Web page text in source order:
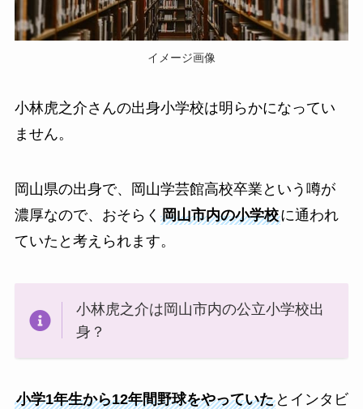
イメージ画像
小林虎之介さんの出身小学校は明らかになってい
ません。
岡山県の出身で、岡山学芸館高校卒業という噂が
濃厚なので、おそらく 岡山市内の小学校に通われ
ていたと考えられます。
小林虎之介は岡山市内の公立小学校出
身？
小学1年生から12年間野球をやっていたとインタビ